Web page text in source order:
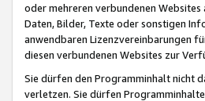
oder mehreren verbundenen
Daten, Bilder, Texte oder sonstigen
anwendbaren Lizenzvereinbarungen
diesen verbundenen Websites zur
Sie dürfen den Programminhalt nicht
verletzen. Sie dürfen